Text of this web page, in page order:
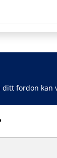
fordon kan